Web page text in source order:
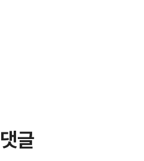
댓글